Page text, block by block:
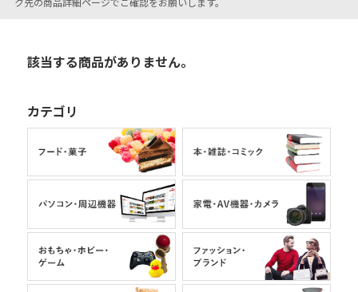
ク先の商品詳細ページでご確認をお願いします。
該当する商品がありません。
カテゴリ